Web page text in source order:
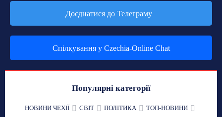
Доєднатися до Телеграму
Спілкування у Czechia-Online Chat
Популярні категорії
НОВИНИ ЧЕХІЇ СВІТ ПОЛІТИКА
ТОП-НОВИНИ